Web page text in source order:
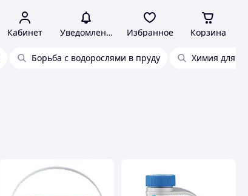
Кабинет Уведомления Избранное Корзина
Борьба с водорослями в пруду Химия для